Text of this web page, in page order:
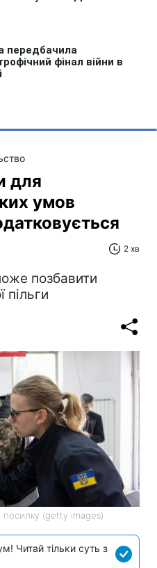
для
умов
2 хв
позбавити
пільги
посилку (getty images)
Читай тільки суть з